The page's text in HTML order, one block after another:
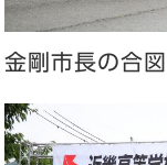
金剛市長の合